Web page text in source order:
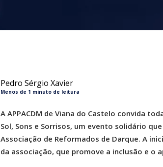
Pedro Sérgio Xavier
Menos de 1 minuto de leitura
A APPACDM de Viana do Castelo convida
Sol, Sons e Sorrisos, um evento solidário
Associação de Reformados de Darque. A
da associação, que promove a inclusão e o